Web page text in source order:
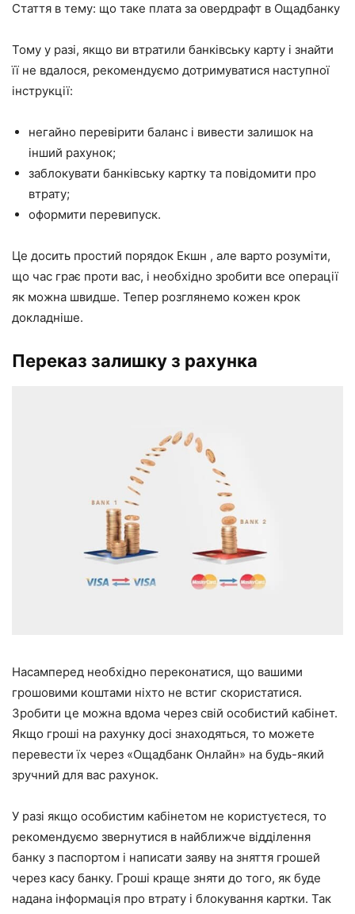
Стаття в тему: що таке плата за овердрафт в Ощадбанку
Тому у разі, якщо ви втратили банківську карту і знайти
її не вдалося, рекомендуємо дотримуватися наступної
інструкції:
негайно перевірити баланс і вивести залишок на
інший рахунок;
заблокувати банківську картку та повідомити про
втрату;
оформити перевипуск.
Це досить простий порядок Екшн , але варто розуміти,
що час грає проти вас, і необхідно зробити все операції
як можна швидше. Тепер розглянемо кожен крок
докладніше.
Переказ залишку з рахунка
Насамперед необхідно переконатися, що вашими
грошовими коштами ніхто не встиг скористатися.
Зробити це можна вдома через свій особистий кабінет.
Якщо гроші на рахунку досі знаходяться, то можете
перевести їх через «Ощадбанк Онлайн» на будь-який
зручний для вас рахунок.
У разі якщо особистим кабінетом не користуєтеся, то
рекомендуємо звернутися в найближче відділення
банку з паспортом і написати заяву на зняття грошей
через касу банку. Гроші краще зняти до того, як буде
надана інформація про втрату і блокування картки. Так